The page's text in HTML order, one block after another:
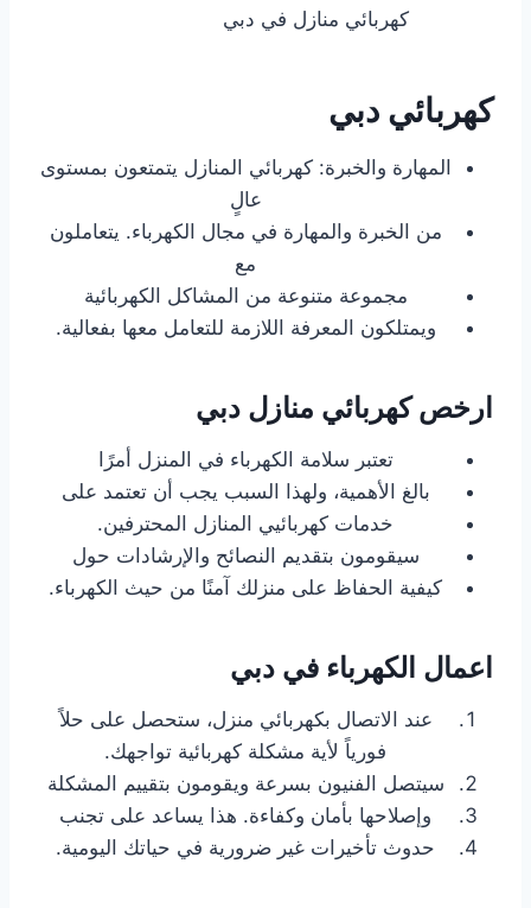
كهربائي منازل في دبي
كهربائي دبي
المهارة والخبرة: كهربائي المنازل يتمتعون بمستوى
عالٍ
من الخبرة والمهارة في مجال الكهرباء. يتعاملون
مع
مجموعة متنوعة من المشاكل الكهربائية
ويمتلكون المعرفة اللازمة للتعامل معها بفعالية.
ارخص كهربائي منازل دبي
تعتبر سلامة الكهرباء في المنزل أمرًا
بالغ الأهمية، ولهذا السبب يجب أن تعتمد على
خدمات كهربائيي المنازل المحترفين.
سيقومون بتقديم النصائح والإرشادات حول
كيفية الحفاظ على منزلك آمنًا من حيث الكهرباء.
اعمال الكهرباء في دبي
عند الاتصال بكهربائي منزل، ستحصل على حلاً
فورياً لأية مشكلة كهربائية تواجهك.
سيتصل الفنيون بسرعة ويقومون بتقييم المشكلة
وإصلاحها بأمان وكفاءة. هذا يساعد على تجنب
حدوث تأخيرات غير ضرورية في حياتك اليومية.